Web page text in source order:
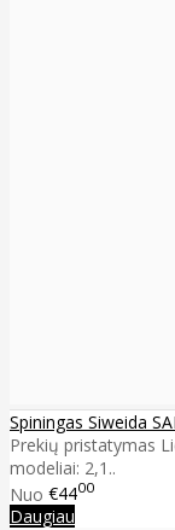
Spiningas Siweida
Prekių pristatymas
modeliai: 2,1..
Nuo €4400
Daugiau